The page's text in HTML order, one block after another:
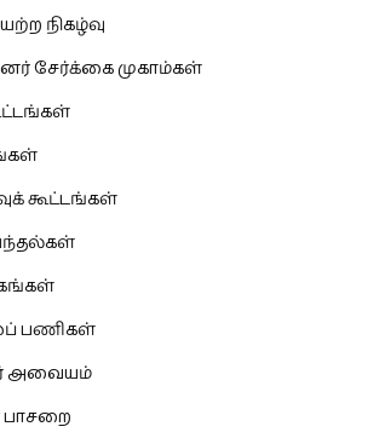
நிகழ்வு
சேர்க்கை முகாம்கள்
கூட்டங்கள்
பணிகள்
அவையம்